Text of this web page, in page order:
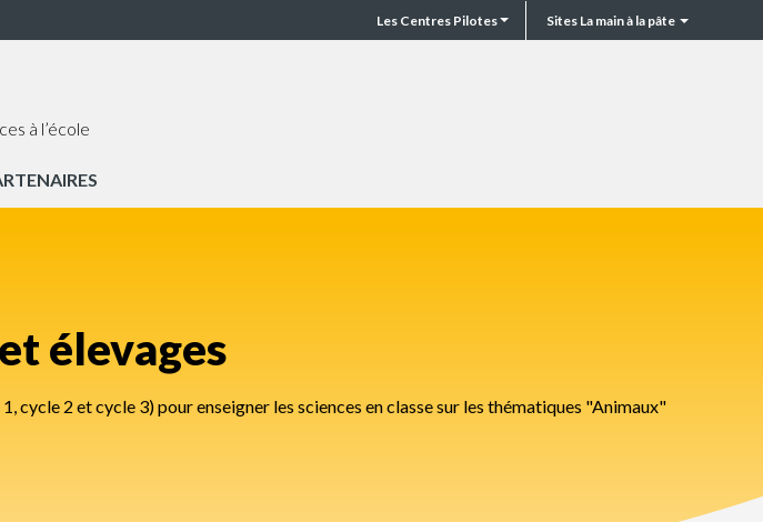
CP
Les Centres Pilotes Sites La main à la pâte
à l’école
élevages
2 et cycle 3) pour enseigner les sciences en classe sur les thématiques "Animaux"